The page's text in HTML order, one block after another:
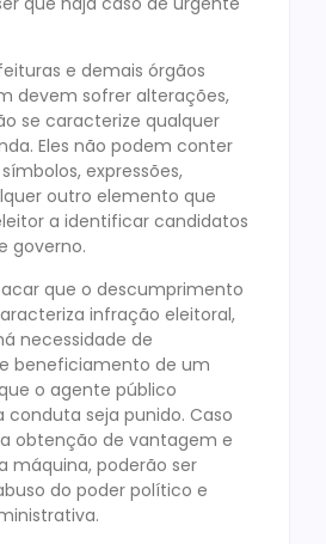
e demais órgãos
devem sofrer alterações,
se caracterize qualquer
Eles não podem conter
expressões,
outro elemento que
a identificar candidatos
governo.
que o descumprimento
infração eleitoral,
necessidade de
beneficiamento de um
o agente público
conduta seja punido. Caso
obtenção de vantagem e
máquina, poderão ser
do poder político e